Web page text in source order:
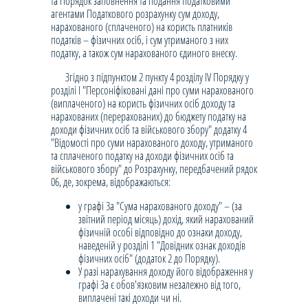
агентами Податкового розрахунку сум доходу,
нарахованого (сплаченого) на користь платників
податків – фізичних осіб, і сум утриманого з них
податку, а також сум нарахованого єдиного внеску.
Згідно з підпунктом 2 пункту 4 розділу IV Порядку у
розділі І "Персоніфіковані дані про суми нарахованого
(виплаченого) на користь фізичних осіб доходу та
нарахованих (перерахованих) до бюджету податку на
доходи фізичних осіб та військового збору" додатку 4
"Відомості про суми нарахованого доходу, утриманого
та сплаченого податку на доходи фізичних осіб та
військового збору" до Розрахунку, передбачений рядок
06, де, зокрема, відображаються:
у графі 3а "Сума нарахованого доходу" – (за
звітний період місяць) дохід, який нарахований
фізичній особі відповідно до ознаки доходу,
наведеній у розділі 1 "Довідник ознак доходів
фізичних осіб" (додаток 2 до Порядку).
У разі нарахування доходу його відображення у
графі 3а є обов'язковим незалежно від того,
виплачені такі доходи чи ні.